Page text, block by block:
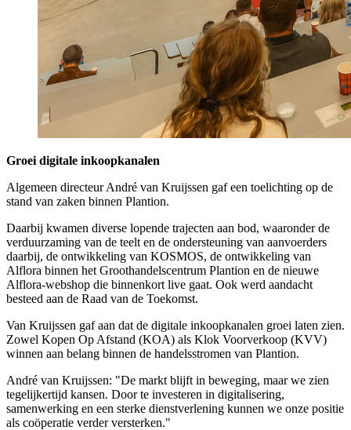
Groei digitale inkoopkanalen
Algemeen directeur André van Kruijssen gaf een toelichting op de
stand van zaken binnen Plantion.
Daarbij kwamen diverse lopende trajecten aan bod, waaronder de
verduurzaming van de teelt en de ondersteuning van aanvoerders
daarbij, de ontwikkeling van KOSMOS, de ontwikkeling van
Alflora binnen het Groothandelscentrum Plantion en de nieuwe
Alflora-webshop die binnenkort live gaat. Ook werd aandacht
besteed aan de Raad van de Toekomst.
Van Kruijssen gaf aan dat de digitale inkoopkanalen groei laten zien.
Zowel Kopen Op Afstand (KOA) als Klok Voorverkoop (KVV)
winnen aan belang binnen de handelsstromen van Plantion.
André van Kruijssen: "De markt blijft in beweging, maar we zien
tegelijkertijd kansen. Door te investeren in digitalisering,
samenwerking en een sterke dienstverlening kunnen we onze positie
als coöperatie verder versterken."